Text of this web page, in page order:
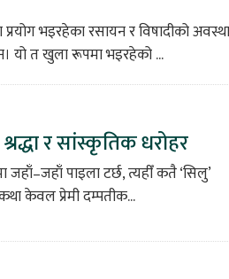
भइरहेका रसायन र विषादीको अवस्था
यो त खुला रूपमा भइरहेको ...
र सांस्कृतिक धरोहर
पाइला टर्छ, त्यहीँ कतै ‘सिलु’
केवल प्रेमी दम्पतीक...